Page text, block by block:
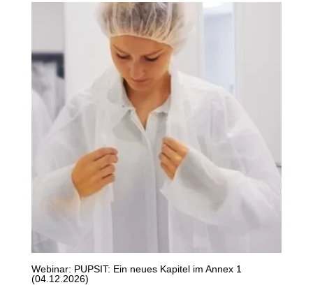
Webinar: PUPSIT: Ein neues Kapitel im Annex 1
(04.12.2026)